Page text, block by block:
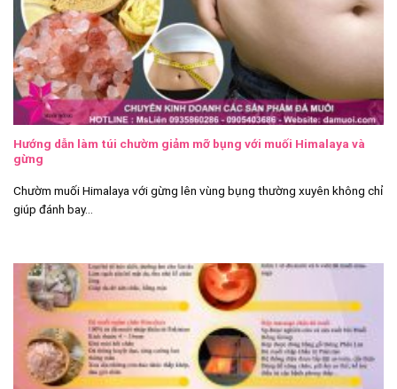
Hướng dẫn làm túi chườm giảm mỡ bụng với muối Himalaya và
gừng
Chườm muối Himalaya với gừng lên vùng bụng thường xuyên không chỉ
giúp đánh bay...